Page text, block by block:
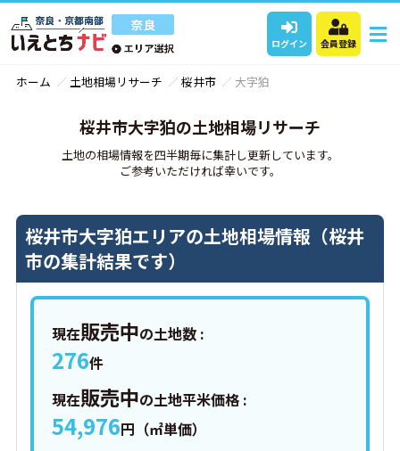
ログイン 会員登録
ホーム 土地相場リサーチ 桜井市 大字狛
桜井市大字狛の土地相場リサーチ
土地の相場情報を四半期毎に集計し更新しています。
ご参考いただければ幸いです。
桜井市大字狛エリアの土地相場情報（桜井
市の集計結果です）
現在販売中の土地数 :
276件
現在販売中の土地平米価格 :
54,976円（㎡単価）